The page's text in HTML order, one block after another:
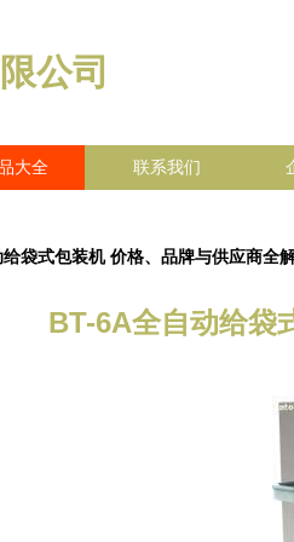
公司
大全 联系我们
袋式包装机 价格、品牌与供应商全
BT-6A全自动给袋